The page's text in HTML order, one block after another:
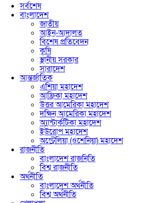
সর্বশেষ
বাংলাদেশ
জাতীয়
আইন-আদালত
বিশেষ প্রতিবেদন
কৃষি
স্থানীয় সরকার
সারাদেশ
আন্তর্জাতিক
এশিয়া মহাদেশ
আফ্রিকা মহাদেশ
উত্তর আমেরিকা মহাদেশ
দক্ষিন আমেরিকা মহাদেশ
অ্যান্টার্কটিকা মহাদেশ
ইউরোপ মহাদেশ
অস্ট্রেলিয়া (ওশেনিয়া) মহাদেশ
রাজনীতি
বাংলাদেশ রাজনিতি
বিশ্ব রাজনীতি
অর্থনীতি
বাংলাদেশ অর্থনীতি
বিশ্ব অর্থনীতি